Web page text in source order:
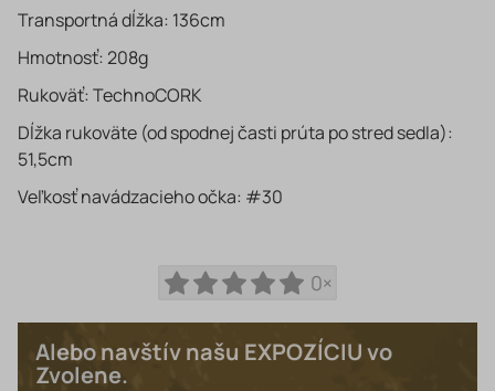
Transportná dĺžka: 136cm
Hmotnosť: 208g
Rukoväť: TechnoCORK
Dĺžka rukoväte (od spodnej časti prúta po stred sedla):
51,5cm
Veľkosť navádzacieho očka: #30
0×
Alebo navštív našu EXPOZÍCIU vo
Zvolene.